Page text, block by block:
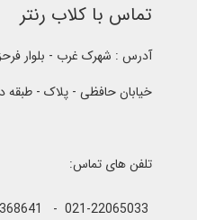
تماس با کلاب رنتر
آدرس : شهرک غرب - بلوار
خیابان حافظی - پلاک - طبقه
تلفن های تماس: